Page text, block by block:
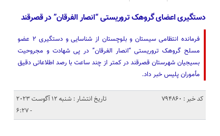
دستگیری اعضای گروهک تروریستی “انصار الفرقان” در قصرقند
فرمانده انتظامی سیستان و بلوچستان از شناسایی و دستگیری ۲ عضو
مسلح گروهک تروریستی “انصار الفرقان” در پی شهادت و مجروحیت
بسیجیان شهرستان قصرقند در کمتر از چند ساعت با رصد اطلاعاتی دقیق
مأموران پلیس خبر داد.
کد خبر : 794860
تاریخ انتشار : شنبه 12 آگوست 2023
- 6:27